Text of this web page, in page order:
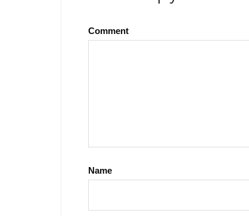
Comment
Name